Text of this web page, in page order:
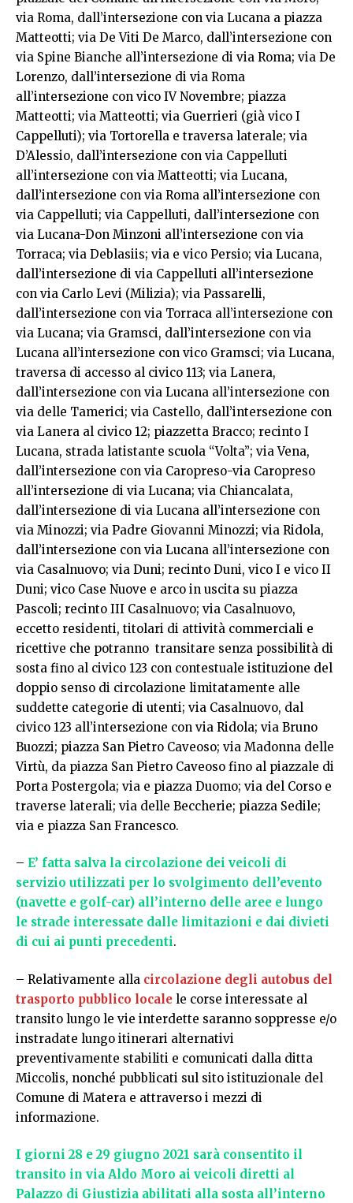
via Roma, dall’intersezione con via Lucana a piazza
Matteotti; via De Viti De Marco, dall’intersezione con
via Spine Bianche all’intersezione di via Roma; via De
Lorenzo, dall’intersezione di via Roma
all’intersezione con vico IV Novembre; piazza
Matteotti; via Matteotti; via Guerrieri (già vico I
Cappelluti); via Tortorella e traversa laterale; via
D’Alessio, dall’intersezione con via Cappelluti
all’intersezione con via Matteotti; via Lucana,
dall’intersezione con via Roma all’intersezione con
via Cappelluti; via Cappelluti, dall’intersezione con
via Lucana-Don Minzoni all’intersezione con via
Torraca; via Deblasiis; via e vico Persio; via Lucana,
dall’intersezione di via Cappelluti all’intersezione
con via Carlo Levi (Milizia); via Passarelli,
dall’intersezione con via Torraca all’intersezione con
via Lucana; via Gramsci, dall’intersezione con via
Lucana all’intersezione con vico Gramsci; via Lucana,
traversa di accesso al civico 113; via Lanera,
dall’intersezione con via Lucana all’intersezione con
via delle Tamerici; via Castello, dall’intersezione con
via Lanera al civico 12; piazzetta Bracco; recinto I
Lucana, strada latistante scuola “Volta”; via Vena,
dall’intersezione con via Caropreso-via Caropreso
all’intersezione di via Lucana; via Chiancalata,
dall’intersezione di via Lucana all’intersezione con
via Minozzi; via Padre Giovanni Minozzi; via Ridola,
dall’intersezione con via Lucana all’intersezione con
via Casalnuovo; via Duni; recinto Duni, vico I e vico II
Duni; vico Case Nuove e arco in uscita su piazza
Pascoli; recinto III Casalnuovo; via Casalnuovo,
eccetto residenti, titolari di attività commerciali e
ricettive che potranno transitare senza possibilità di
sosta fino al civico 123 con contestuale istituzione del
doppio senso di circolazione limitatamente alle
suddette categorie di utenti; via Casalnuovo, dal
civico 123 all’intersezione con via Ridola; via Bruno
Buozzi; piazza San Pietro Caveoso; via Madonna delle
Virtù, da piazza San Pietro Caveoso fino al piazzale di
Porta Postergola; via e piazza Duomo; via del Corso e
traverse laterali; via delle Beccherie; piazza Sedile;
via e piazza San Francesco.
– E’ fatta salva la circolazione dei veicoli di
servizio utilizzati per lo svolgimento dell’evento
(navette e golf-car) all’interno delle aree e lungo
le strade interessate dalle limitazioni e dai divieti
di cui ai punti precedenti.
– Relativamente alla circolazione degli autobus del
trasporto pubblico locale le corse interessate al
transito lungo le vie interdette saranno soppresse e/o
instradate lungo itinerari alternativi
preventivamente stabiliti e comunicati dalla ditta
Miccolis, nonché pubblicati sul sito istituzionale del
Comune di Matera e attraverso i mezzi di
informazione.
I giorni 28 e 29 giugno 2021 sarà consentito il
transito in via Aldo Moro ai veicoli diretti al
Palazzo di Giustizia abilitati alla sosta all’interno